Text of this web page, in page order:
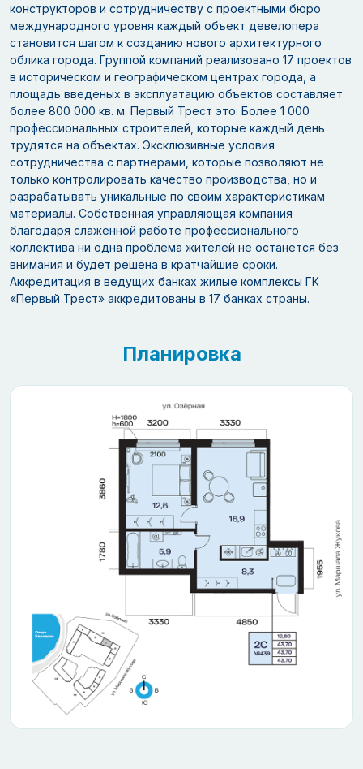
конструкторов и сотрудничеству с проектными бюро
международного уровня каждый объект девелопера
становится шагом к созданию нового архитектурного
облика города. Группой компаний реализовано 17 проектов
в историческом и географическом центрах города, а
площадь введеных в эксплуатацию объектов составляет
более 800 000 кв. м. Первый Трест это: Более 1 000
профессиональных строителей, которые каждый день
трудятся на объектах. Эксклюзивные условия
сотрудничества с партнёрами, которые позволяют не
только контролировать качество производства, но и
разрабатывать уникальные по своим характеристикам
материалы. Собственная управляющая компания
благодаря слаженной работе профессионального
коллектива ни одна проблема жителей не останется без
внимания и будет решена в кратчайшие сроки.
Аккредитация в ведущих банках жилые комплексы ГК
«Первый Трест» аккредитованы в 17 банках страны.
Планировка